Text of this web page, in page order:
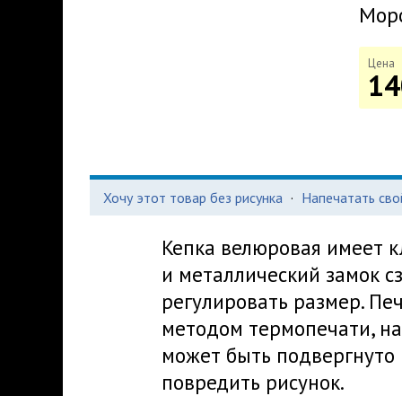
Цена
Хочу этот товар без рисунка · Напечатать
Кепка велюровая имеет
и металлический замок
регулировать размер.
методом термопечати,
может быть
повредить рисунок.